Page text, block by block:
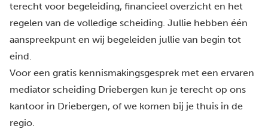
terecht voor begeleiding, financieel overzicht en het
regelen van de volledige scheiding. Jullie hebben één
aanspreekpunt en wij begeleiden jullie van begin tot
eind.
Voor een gratis kennismakingsgesprek met een ervaren
mediator scheiding Driebergen kun je terecht op ons
kantoor in Driebergen, of we komen bij je thuis in de
regio.